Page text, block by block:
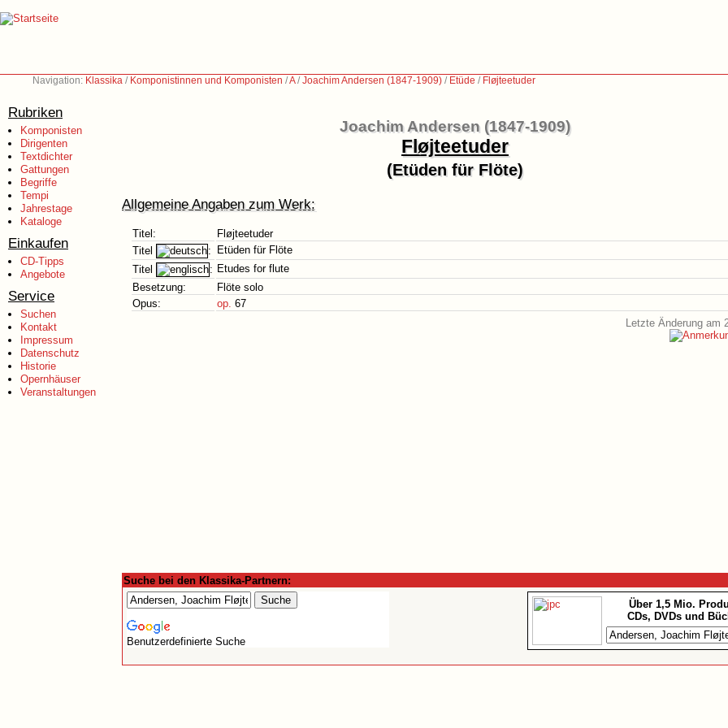
Navigation: Klassika / Komponistinnen und Komponisten /A/Joachim Andersen (1847-1909) / Etüde / Fløjteetuder
Rubriken
Komponisten
Dirigenten
Textdichter
Gattungen
Begriffe
Tempi
Jahrestage
Kataloge
Einkaufen
CD-Tipps
Angebote
Service
Suchen
Kontakt
Impressum
Datenschutz
Historie
Opernhäuser
Veranstaltungen
Joachim Andersen (1847-1909)
Fløjteetuder
(Etüden für Flöte)
Allgemeine Angaben zum Werk:
Titel:
Fløjteetuder
Titel
:
Etüden für Flöte
Titel
: Etudes for flute
Besetzung:
Flöte solo
Opus:
op. 67
Letzte Änderung am
Suche bei den Klassika-Partnern:
Benutzerdefinierte Suche
Über 1,5 Mio.
CDs, DVDs und